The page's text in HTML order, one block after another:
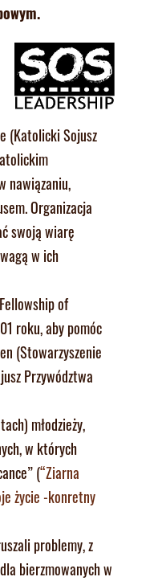
(Katolicki Sojusz
nawiązaniu,
Organizacja
swoją wiarę
w ich
of
roku, aby pomóc
(Stowarzyszenie
Przywództwa
młodzieży,
w których
(“Ziarna
życie -konretny
problemy, z
bierzmowanych w